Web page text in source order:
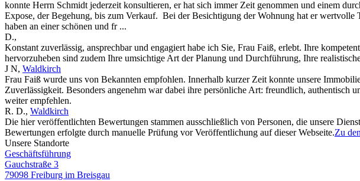
konnte Herrn Schmidt jederzeit konsultieren, er hat sich immer Zeit genommen und einem
Expose, der Begehung, bis zum Verkauf. Bei der Besichtigung der Wohnung hat er
haben an einer schönen und fr ...
D.,
Konstant zuverlässig, ansprechbar und engagiert habe ich Sie, Frau Faiß, erlebt. Ihre
hervorzuheben sind zudem Ihre umsichtige Art der Planung und Durchführung, Ihre
J N, Waldkirch
Frau Faiß wurde uns von Bekannten empfohlen. Innerhalb kurzer Zeit konnte unsere
Zuverlässigkeit. Besonders angenehm war dabei ihre persönliche Art: freundlich,
weiter empfehlen.
R. D., Waldkirch
Die hier veröffentlichten Bewertungen stammen ausschließlich von Personen, die unsere
Bewertungen erfolgte durch manuelle Prüfung vor Veröffentlichung auf dieser Webseite.Zu
Unsere Standorte
Geschäftsführung
Gauchstraße 3
79098 Freiburg im Breisgau